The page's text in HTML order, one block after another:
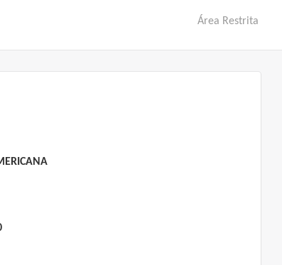
Área Restrita